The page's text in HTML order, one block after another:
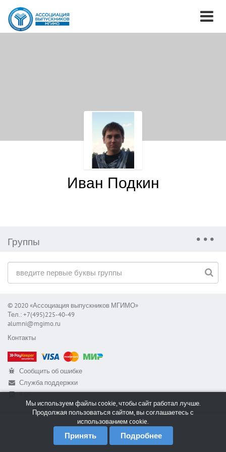
Иван Подкин
Группы
© 2020 «Ассоциация выпускников МГИМО»
Тел.: +7(495)225-40-49
alumni@mgimo.ru
Контакты
Сообщить об ошибке
Служба поддержки
RSS
Мы используем файлы cookie, чтобы сайт работал лучше.
Продолжая пользоваться сайтом, вы соглашаетесь с
использованием cookie.
Принять Подробнее